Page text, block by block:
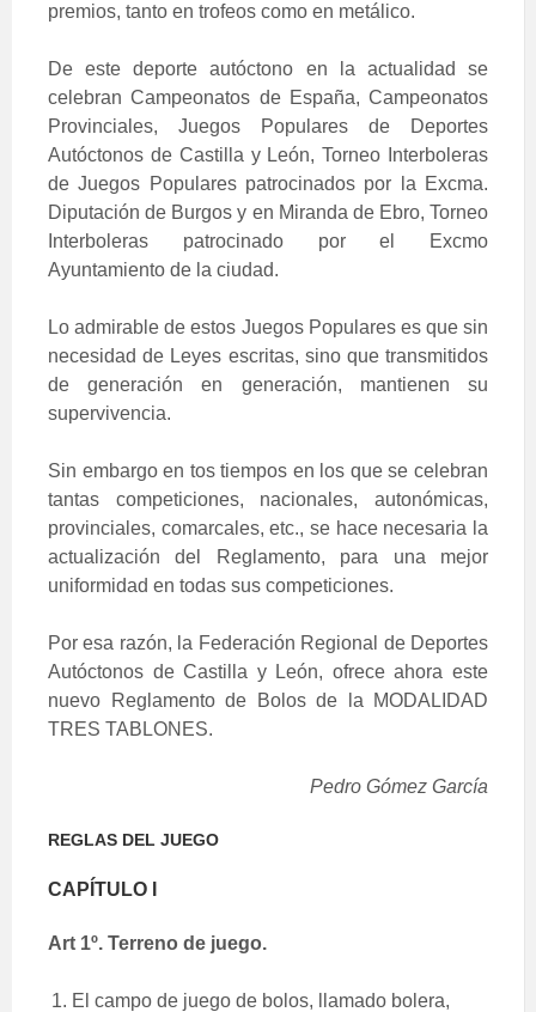
premios, tanto en trofeos como en metálico.
De este deporte autóctono en la actualidad se
celebran Campeonatos de España, Campeonatos
Provinciales, Juegos Populares de Deportes
Autóctonos de Castilla y León, Torneo Interboleras
de Juegos Populares patrocinados por la Excma.
Diputación de Burgos y en Miranda de Ebro, Torneo
Interboleras patrocinado por el Excmo
Ayuntamiento de la ciudad.
Lo admirable de estos Juegos Populares es que sin
necesidad de Leyes escritas, sino que transmitidos
de generación en generación, mantienen su
supervivencia.
Sin embargo en tos tiempos en los que se celebran
tantas competiciones, nacionales, autonómicas,
provinciales, comarcales, etc., se hace necesaria la
actualización del Reglamento, para una mejor
uniformidad en todas sus competiciones.
Por esa razón, la Federación Regional de Deportes
Autóctonos de Castilla y León, ofrece ahora este
nuevo Reglamento de Bolos de la MODALIDAD
TRES TABLONES.
Pedro Gómez García
REGLAS DEL JUEGO
CAPÍTULO I
Art 1º. Terreno de juego.
El campo de juego de bolos, llamado bolera,